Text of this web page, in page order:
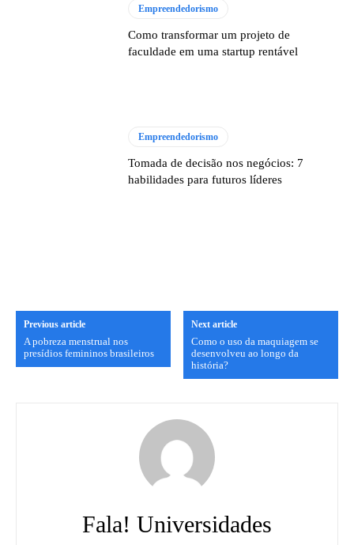
Empreendedorismo
Como transformar um projeto de
faculdade em uma startup rentável
Empreendedorismo
Tomada de decisão nos negócios: 7
habilidades para futuros líderes
Previous article
A pobreza menstrual nos
presídios femininos brasileiros
Next article
Como o uso da maquiagem se
desenvolveu ao longo da
história?
Fala! Universidades